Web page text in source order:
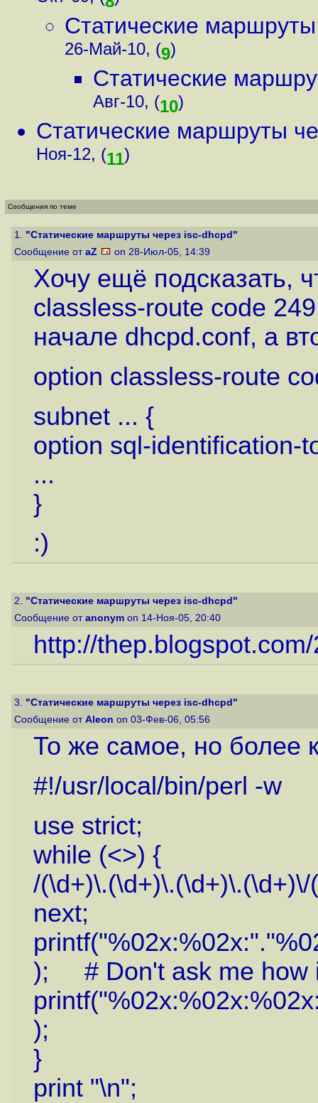
Статические
26-Май-10, (9)
Статические
Авг-10, (10)
Статические маршруты
Ноя-12, (11)
Сообщения по теме
1. "Статические маршруты через isc-dhcpd"
Сообщение от aZ on 28-Июл-05, 14:39
Хочу ещё подсказать,
classless-route code
начале dhcpd.conf, а
option classless-route
subnet ... {
option sql-identification-
...
}
:)
2. "Статические маршруты через isc-dhcpd"
Сообщение от anonym on 14-Ноя-05, 20:40
http://
3. "Статические маршруты через isc-dhcpd"
Сообщение от Aleon on 03-Фев-06, 05:56
То же самое, но более
#!/usr/local/bin/perl -w
use strict;
while (<>) {
/
next;
); # Don't ask me how
);
}
print "\n";